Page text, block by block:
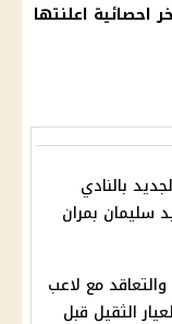
بالنادي
سليمان بمران
مع لاعب
الثقيل قبل